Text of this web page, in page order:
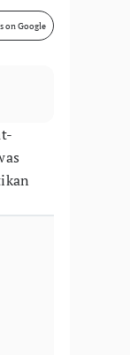
on Google